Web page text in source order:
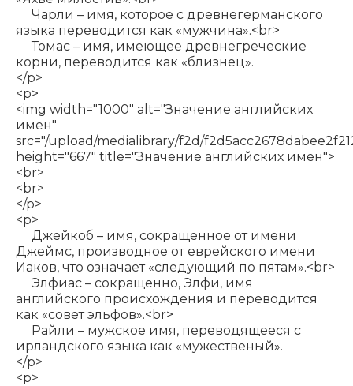
Чарли – имя, которое с древнегерманского
языка переводится как «мужчина».<br>
Томас – имя, имеющее древнегреческие
корни, переводится как «близнец».
</p>
<p>
<img width="1000" alt="Значение английских
имен"
src="/upload/medialibrary/f2d/
height="667" title="Значение английских имен">
<br>
<br>
</p>
<p>
Джейкоб – имя, сокращенное от имени
Джеймс, производное от еврейского имени
Иаков, что означает «следующий по пятам».<br>
Элфиас – сокращенно, Элфи, имя
английского происхождения и переводится
как «совет эльфов».<br>
Райли – мужское имя, переводящееся с
ирландского языка как «мужественый».
</p>
<p>